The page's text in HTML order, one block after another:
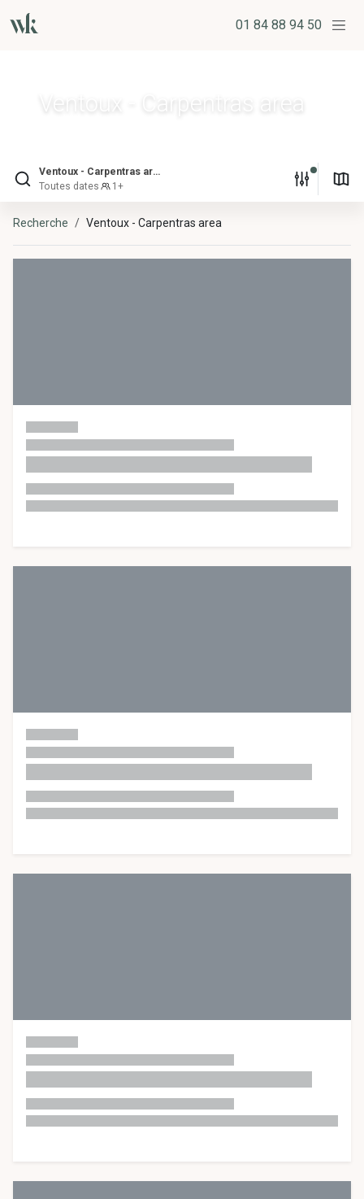
01 84 88 94 50
Ventoux - Carpentras area
Ventoux - Carpentras area
Toutes dates
1+
Recherche Ventoux - Carpentras area